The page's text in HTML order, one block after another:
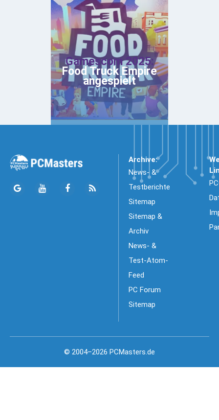
Gamescom 2025:
Food Truck Empire
angespielt
Archive:
News- &
Testberichte
Sitemap
Sitemap &
Archiv
News- &
Test-Atom-
Feed
PC Forum
Sitemap
© 2004–2026 PCMasters.de